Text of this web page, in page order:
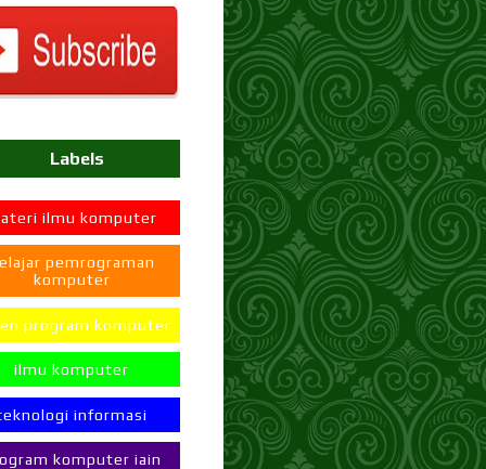
Labels
ilmu komputer
pemrograman
komputer
program komputer
ilmu komputer
informasi
komputer iain